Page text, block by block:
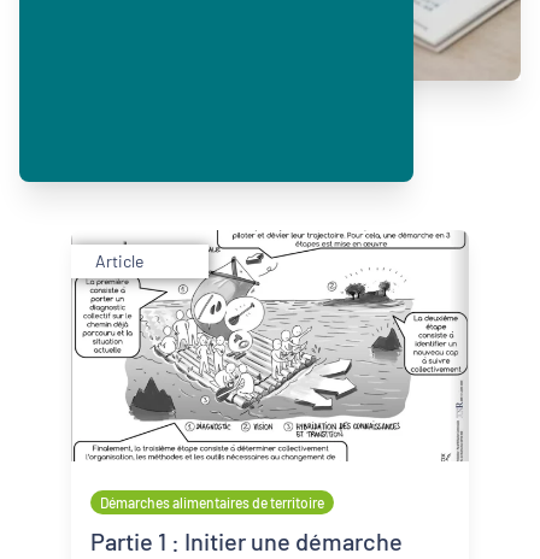
Article
Démarches alimentaires de territoire
Partie 1 : Initier une démarche